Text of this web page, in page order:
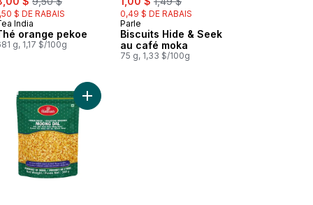
$ DE RABAIS
India
orange pekoe
g, 1,17 $/100g
0,49 $ DE RABAIS
Parle
Biscuits Hide & Seek
au café moka
75 g, 1,33 $/100g
au panier
de goyave au panierAjouter Moong Dal au panier